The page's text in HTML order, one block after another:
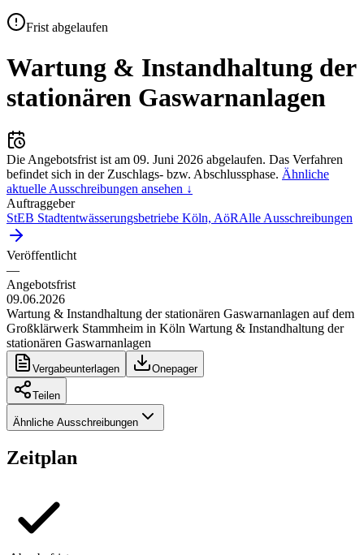
Frist abgelaufen
Wartung & Instandhaltung der
stationären Gaswarnanlagen
Die Angebotsfrist ist am 09. Juni 2026 abgelaufen. Das Verfahren
befindet sich in der Zuschlags- bzw. Abschlussphase. Ähnliche
aktuelle Ausschreibungen ansehen ↓
Auftraggeber
StEB Stadtentwässerungsbetriebe Köln, AöRAlle Ausschreibungen
Veröffentlicht
—
Angebotsfrist
09.06.2026
Wartung & Instandhaltung der stationären Gaswarnanlagen auf dem
Großklärwerk Stammheim in Köln Wartung & Instandhaltung der
stationären Gaswarnanlagen
Vergabeunterlagen Onepager
Teilen
Ähnliche Ausschreibungen
Zeitplan